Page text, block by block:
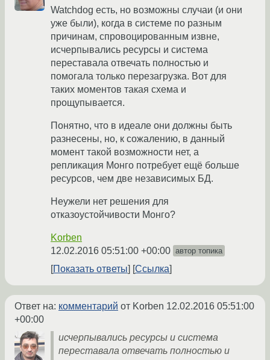
Watchdog есть, но возможны случаи (и они
уже были), когда в системе по разным
причинам, спровоцированным извне,
исчерпывались ресурсы и система
переставала отвечать полностью и
помогала только перезагрузка. Вот для
таких моментов такая схема и
прощупывается.
Понятно, что в идеале они должны быть
разнесены, но, к сожалению, в данный
момент такой возможности нет, а
репликация Монго потребует ещё больше
ресурсов, чем две независимых БД.
Неужели нет решения для
отказоустойчивости Монго?
Korben
12.02.2016 05:51:00 +00:00 автор топика
Показать ответы Ссылка
Ответ на: комментарий от Korben 12.02.2016 05:51:00
+00:00
исчерпывались ресурсы и система
переставала отвечать полностью и